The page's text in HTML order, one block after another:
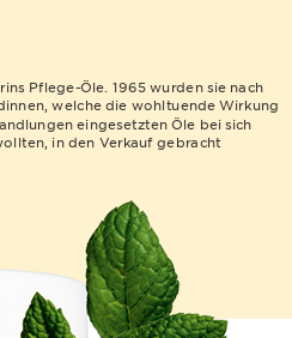
Pflege-Öle. 1965 wurden sie nach
welche die wohltuende Wirkung
eingesetzten Öle bei sich
in den Verkauf gebracht